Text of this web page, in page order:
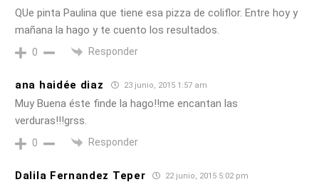
QUe pinta Paulina que tiene esa pizza de coliflor. Entre hoy y
mañana la hago y te cuento los resultados.
0 Responder
ana haidée diaz 23 junio, 2015 1:57 am
Muy Buena éste finde la hago!!me encantan las
verduras!!!grss.
0 Responder
Dalila Fernandez Teper 22 junio, 2015 5:02 pm